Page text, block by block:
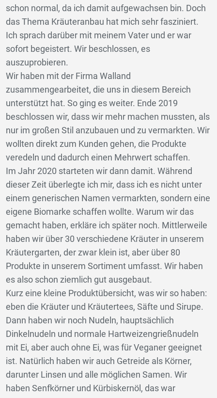
schon normal, da ich damit aufgewachsen bin. Doch
das Thema Kräuteranbau hat mich sehr fasziniert.
Ich sprach darüber mit meinem Vater und er war
sofort begeistert. Wir beschlossen, es
auszuprobieren.
Wir haben mit der Firma Walland
zusammengearbeitet, die uns in diesem Bereich
unterstützt hat. So ging es weiter. Ende 2019
beschlossen wir, dass wir mehr machen mussten, als
nur im großen Stil anzubauen und zu vermarkten. Wir
wollten direkt zum Kunden gehen, die Produkte
veredeln und dadurch einen Mehrwert schaffen.
Im Jahr 2020 starteten wir dann damit. Während
dieser Zeit überlegte ich mir, dass ich es nicht unter
einem generischen Namen vermarkten, sondern eine
eigene Biomarke schaffen wollte. Warum wir das
gemacht haben, erkläre ich später noch. Mittlerweile
haben wir über 30 verschiedene Kräuter in unserem
Kräutergarten, der zwar klein ist, aber über 80
Produkte in unserem Sortiment umfasst. Wir haben
es also schon ziemlich gut ausgebaut.
Kurz eine kleine Produktübersicht, was wir so haben:
eben die Kräuter und Kräutertees, Säfte und Sirupe.
Dann haben wir noch Nudeln, hauptsächlich
Dinkelnudeln und normale Hartweizengrießnudeln
mit Ei, aber auch ohne Ei, was für Veganer geeignet
ist. Natürlich haben wir auch Getreide als Körner,
darunter Linsen und alle möglichen Samen. Wir
haben Senfkörner und Kürbiskernöl, das war